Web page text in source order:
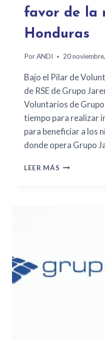
favor de la
Honduras
PorANDI 20
Bajo el Pilar de
de RSE de Grupo
Voluntarios de
tiempo para realizar
para beneficiar a los
donde opera Grupo
LEER MÁS